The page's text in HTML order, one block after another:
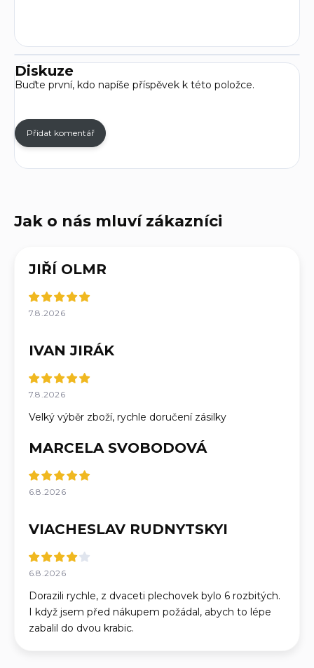
Diskuze
Buďte první, kdo napíše příspěvek k této položce.
Přidat komentář
JIŘÍ OLMR
7.8.2026
IVAN JIRÁK
7.8.2026
Velký výběr zboží, rychle doručení zásilky
MARCELA SVOBODOVÁ
6.8.2026
VIACHESLAV RUDNYTSKYI
6.8.2026
Dorazili rychle, z dvaceti plechovek bylo 6 rozbitých.
I když jsem před nákupem požádal, abych to lépe
zabalil do dvou krabic.